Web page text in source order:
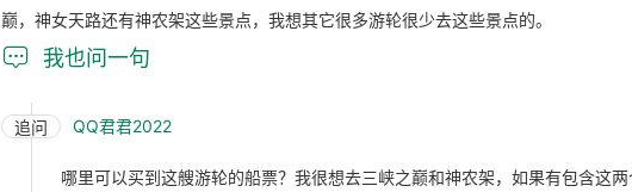
巅，神女天路还有神农架这些景点，我想其它很多游轮很少去这些景点的。
 我也问一句
追问 QQ君君2022
哪里可以买到这艘游轮的船票？我很想去三峡之巅和神农架，如果有包含这